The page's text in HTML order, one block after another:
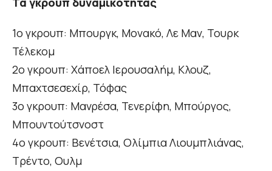
1ο γκρουπ: Μπουργκ, Μονακό, Λε Μαν, Τουρκ
Τέλεκομ
2ο γκρουπ: Χάποελ Ιερουσαλήμ, Κλουζ,
Μπαχτσεσεχίρ, Τόφας
3ο γκρουπ: Μανρέσα, Τενερίφη, Μπούργος,
Μπουντούτσνοστ
4ο γκρουπ: Βενέτσια, Ολίμπια Λιουμπλιάνας,
Τρέντο, Ουλμ